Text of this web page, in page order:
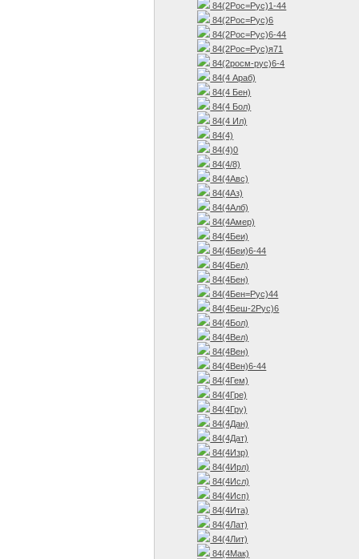
84(2Рос=Рус)1-44
84(2Рос=Рус)6
84(2Рос=Рус)6-44
84(2Рос=Рус)я71
84(2росм-рус)6-4
84(4 Араб)
84(4 Бен)
84(4 Бол)
84(4 Ил)
84(4)
84(4)0
84(4/8)
84(4Авс)
84(4Аз)
84(4Алб)
84(4Амер)
84(4Беи)
84(4Беи)6-44
84(4Бел)
84(4Бен)
84(4Бен=Рус)44
84(4Беш-2Рус)6
84(4Бол)
84(4Вел)
84(4Вен)
84(4Вен)6-44
84(4Гем)
84(4Гре)
84(4Гру)
84(4Дан)
84(4Дат)
84(4Изр)
84(4Ирл)
84(4Исл)
84(4Исп)
84(4Ита)
84(4Лат)
84(4Лит)
84(4Мак)